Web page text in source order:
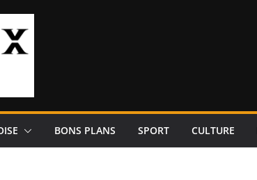
BONS PLANS SPORT CULTURE